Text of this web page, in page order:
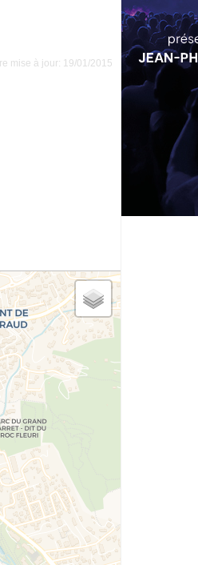
mise à jour: 19/01/2015